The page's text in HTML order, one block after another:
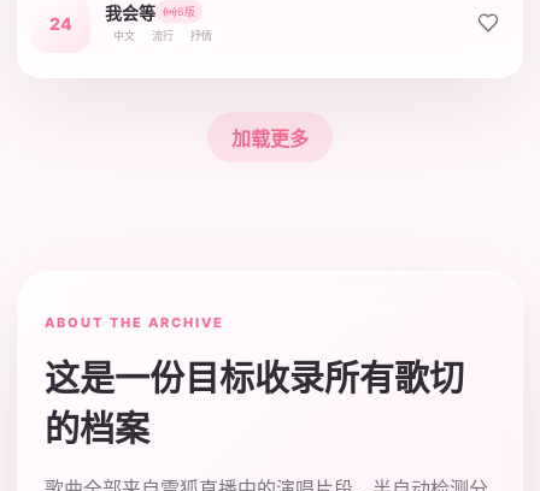
24
我会等
6版
中文
流行 抒情
加载更多
ABOUT THE ARCHIVE
这是一份目标收录所有歌切
的档案